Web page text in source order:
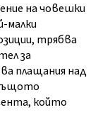
на човешки
малки
трябва
за
плащания над
който